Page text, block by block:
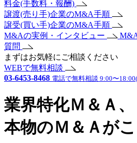
料金(手数料・報酬)
譲渡(売り手)企業のM&A手順
譲受(買い手)企業のM&A手順
M&Aの実例・インタビュー
質問
まずはお気軽にご相談ください
WEBで無料相談
03-6453-8468 電話で無料相談 9:00〜
業界特化Ｍ＆Ａ、
本物のＭ＆Ａがこ